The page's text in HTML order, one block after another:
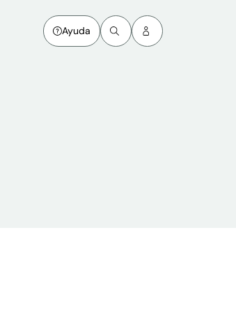
Ayuda